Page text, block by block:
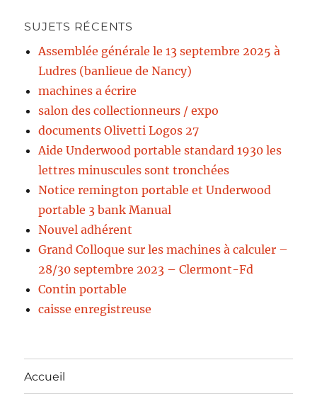
SUJETS RÉCENTS
Assemblée générale le 13 septembre 2025 à
Ludres (banlieue de Nancy)
machines a écrire
salon des collectionneurs / expo
documents Olivetti Logos 27
Aide Underwood portable standard 1930 les
lettres minuscules sont tronchées
Notice remington portable et Underwood
portable 3 bank Manual
Nouvel adhérent
Grand Colloque sur les machines à calculer –
28/30 septembre 2023 – Clermont-Fd
Contin portable
caisse enregistreuse
Accueil